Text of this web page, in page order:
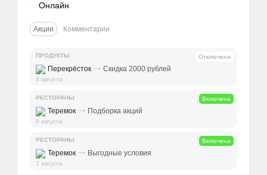
Онлайн
Акции Комментарии
ПРОДУКТЫ Отключена
Перекрёсток ⤑ Скидка 2000 рублей
8 августа
РЕСТОРАНЫ Включена
Теремок ⤑ Подборка акций
8 августа
РЕСТОРАНЫ Включена
Теремок ⤑ Выгодные условия
7 августа